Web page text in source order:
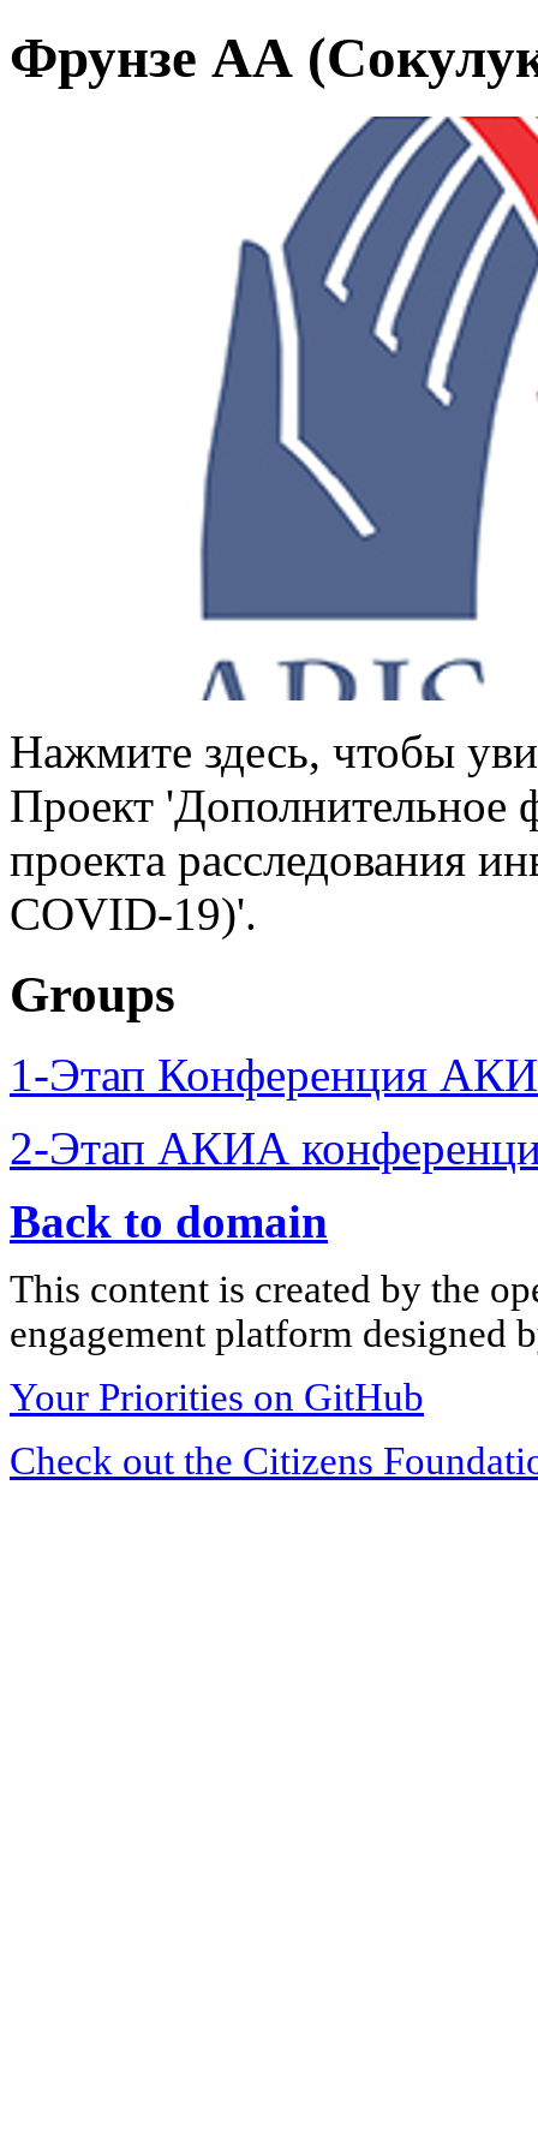
Фрунзе АА
Нажмите здесь, чтобы
Проект 'Дополнительное
проекта расследования
COVID-19)'.
Groups
1-Этап Конференция
2-Этап АКИА
Back to domain
This content is created by the
engagement platform designed
Your Priorities on GitHub
Check out the Citizens